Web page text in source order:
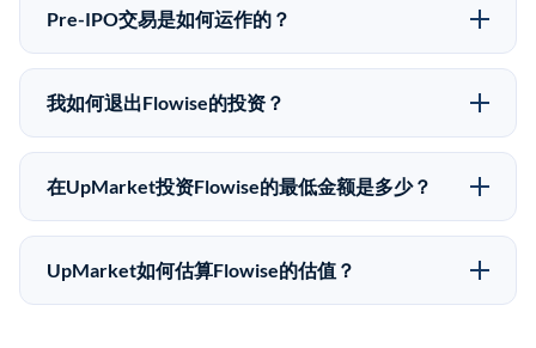
自2019年以来已经纪超过5亿美元的另类投资。
意味着没有公开市场可以快速出售。不存在确定的退出
好可能全部损失的准备。私有公司的估值在融资轮次之
间可能大幅波动。投资者应在投资前咨询其财务顾问并
Pre-IPO交易是如何运作的？
在Pre-IPO交易中，合格投资者通过二级市场平台从现有
股东（如员工、早期投资者或其他持有人）处购买股
为FINRA注册的经纪交易商促成这些交易，代表双方处
理合规、文件和结算事宜。
我如何退出Flowise的投资？
Pre-IPO持股主要有两种退出途径：在二级市场将股份出
售给其他买家，或持有直到公司完成IPO或被收购。两
市场条件。任何退出的时间都是不可预测的，投资者应
做好多年持有的准备。
在UpMarket投资Flowise的最低金额是多少？
UpMarket上大多数Pre-IPO产品的最低投资金额为
50,000美元。具体金额可能因产品和股份供应情况而有
UpMarket如何估算Flowise的估值？